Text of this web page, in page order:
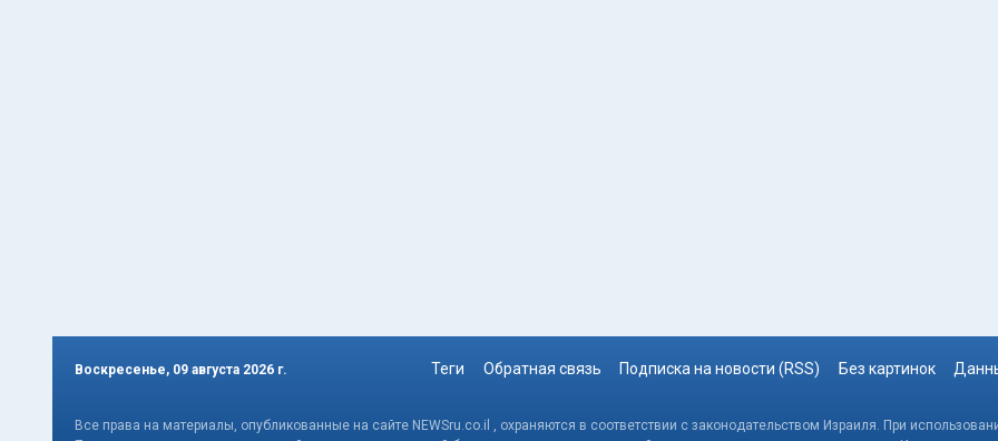
Воскресенье, 09 августа 2026 г. Теги Обратная связь Подписка на новости (RSS) Без картинок
Все права на материалы, опубликованные на сайте NEWSru.co.il , охраняются в соответствии с законодательством Израиля. При